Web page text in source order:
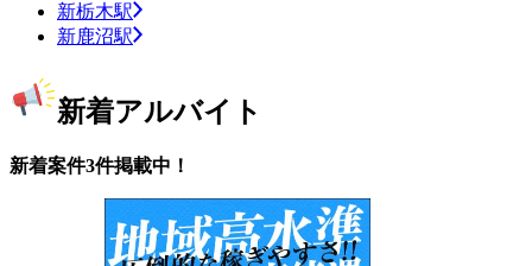
新栃木駅
新鹿沼駅
新着アルバイト
新着案件3件掲載中！